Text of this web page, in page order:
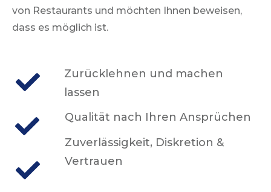
von Restaurants und möchten Ihnen beweisen,
dass es möglich ist.
Zurücklehnen und machen
lassen
Qualität nach Ihren Ansprüchen
Zuverlässigkeit, Diskretion &
Vertrauen